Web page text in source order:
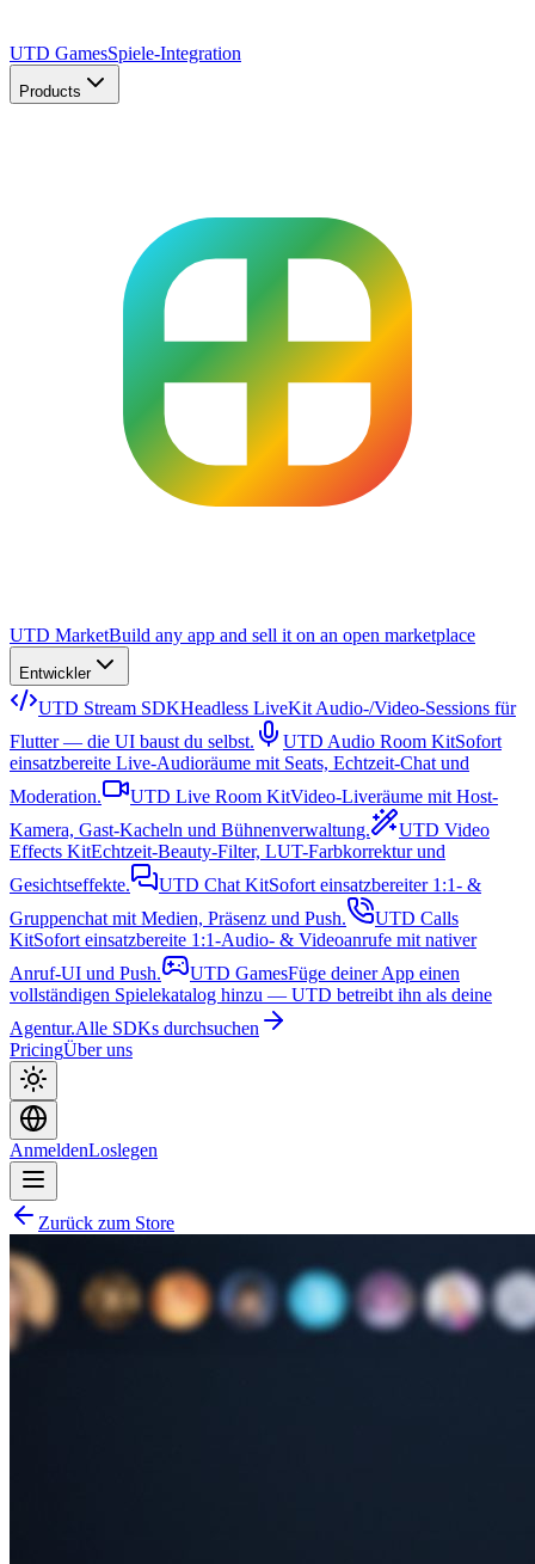
UTD GamesSpiele-Integration
Products
UTD MarketBuild any app and sell it on an open marketplace
Entwickler
UTD Stream SDKHeadless LiveKit Audio-/Video-Sessions für
Flutter — die UI baust du selbst.
UTD Audio Room KitSofort
einsatzbereite Live-Audioräume mit Seats, Echtzeit-Chat und
Moderation.
UTD Live Room KitVideo-Liveräume mit Host-
Kamera, Gast-Kacheln und Bühnenverwaltung.
UTD Video
Effects KitEchtzeit-Beauty-Filter, LUT-Farbkorrektur und
Gesichtseffekte.
UTD Chat KitSofort einsatzbereiter 1:1- &
Gruppenchat mit Medien, Präsenz und Push.
UTD Calls
KitSofort einsatzbereite 1:1-Audio- & Videoanrufe mit nativer
Anruf-UI und Push.
UTD GamesFüge deiner App einen
vollständigen Spielekatalog hinzu — UTD betreibt ihn als deine
Agentur.Alle SDKs durchsuchen
PricingÜber uns
AnmeldenLoslegen
Zurück zum Store